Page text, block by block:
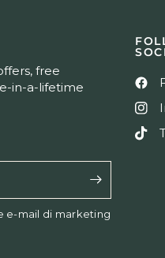
free
in-a-lifetime
e-mail di marketing